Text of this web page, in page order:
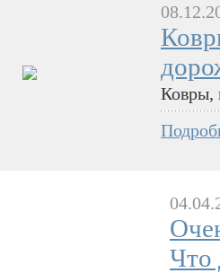
Ковры,
Что